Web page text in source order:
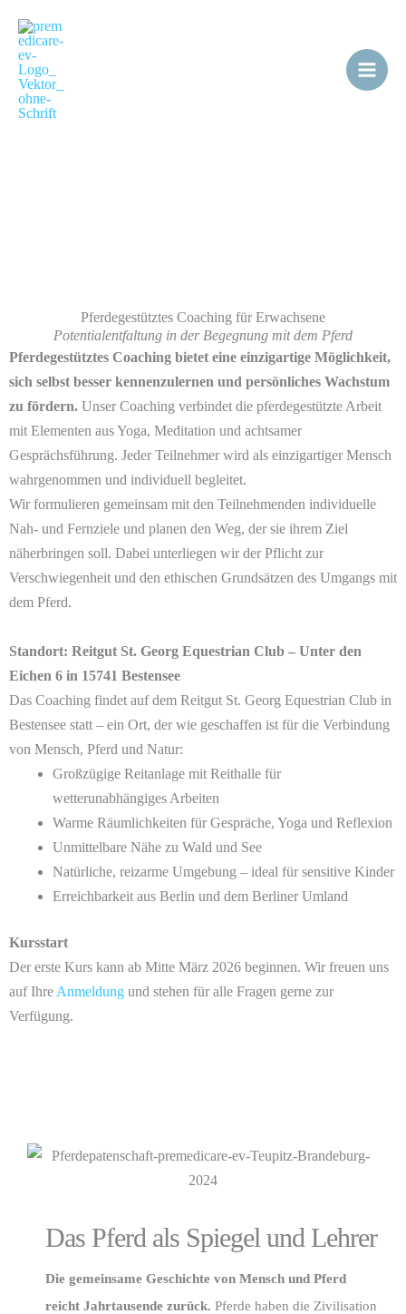
Inhalt
springen
Pferdegestütztes Coaching für Erwachsene
Potentialentfaltung in der Begegnung mit dem Pferd
Pferdegestütztes Coaching bietet eine einzigartige Möglichkeit,
sich selbst besser kennenzulernen und persönliches Wachstum
zu fördern. Unser Coaching verbindet die pferdegestützte Arbeit
mit Elementen aus Yoga, Meditation und achtsamer
Gesprächsführung. Jeder Teilnehmer wird als einzigartiger Mensch
wahrgenommen und individuell begleitet.
Wir formulieren gemeinsam mit den Teilnehmenden individuelle
Nah- und Fernziele und planen den Weg, der sie ihrem Ziel
näherbringen soll. Dabei unterliegen wir der Pflicht zur
Verschwiegenheit und den ethischen Grundsätzen des Umgangs mit
dem Pferd.
Standort: Reitgut St. Georg Equestrian Club – Unter den
Eichen 6 in 15741 Bestensee
Das Coaching findet auf dem Reitgut St. Georg Equestrian Club in
Bestensee statt – ein Ort, der wie geschaffen ist für die Verbindung
von Mensch, Pferd und Natur:
Großzügige Reitanlage mit Reithalle für
wetterunabhängiges Arbeiten
Warme Räumlichkeiten für Gespräche, Yoga und Reflexion
Unmittelbare Nähe zu Wald und See
Natürliche, reizarme Umgebung – ideal für sensitive Kinder
Erreichbarkeit aus Berlin und dem Berliner Umland
Kursstart
Der erste Kurs kann ab Mitte März 2026 beginnen. Wir freuen uns
auf Ihre Anmeldung und stehen für alle Fragen gerne zur
Verfügung.
Das Pferd als Spiegel und Lehrer
Die gemeinsame Geschichte von Mensch und Pferd
reicht Jahrtausende zurück. Pferde haben die Zivilisation